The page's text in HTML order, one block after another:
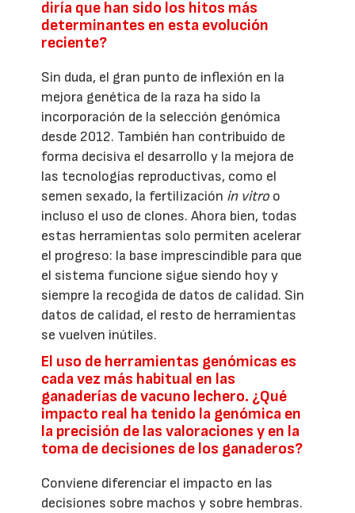
diría que han sido los hitos más
determinantes en esta evolución
reciente?
Sin duda, el gran punto de inflexión en la
mejora genética de la raza ha sido la
incorporación de la selección genómica
desde 2012. También han contribuido de
forma decisiva el desarrollo y la mejora de
las tecnologías reproductivas, como el
semen sexado, la fertilización in vitro o
incluso el uso de clones. Ahora bien, todas
estas herramientas solo permiten acelerar
el progreso: la base imprescindible para que
el sistema funcione sigue siendo hoy y
siempre la recogida de datos de calidad. Sin
datos de calidad, el resto de herramientas
se vuelven inútiles.
El uso de herramientas genómicas es
cada vez más habitual en las
ganaderías de vacuno lechero. ¿Qué
impacto real ha tenido la genómica en
la precisión de las valoraciones y en la
toma de decisiones de los ganaderos?
Conviene diferenciar el impacto en las
decisiones sobre machos y sobre hembras.